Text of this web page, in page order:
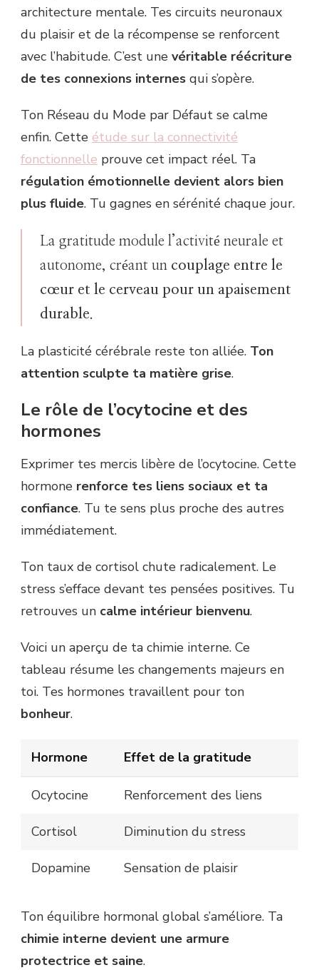
architecture mentale. Tes circuits neuronaux
du plaisir et de la récompense se renforcent
avec l’habitude. C’est une véritable réécriture
de tes connexions internes qui s’opère.
Ton Réseau du Mode par Défaut se calme
enfin. Cette étude sur la connectivité
fonctionnelle prouve cet impact réel. Ta
régulation émotionnelle devient alors bien
plus fluide. Tu gagnes en sérénité chaque jour.
La gratitude module l’activité neurale et
autonome, créant un couplage entre le
cœur et le cerveau pour un apaisement
durable.
La plasticité cérébrale reste ton alliée. Ton
attention sculpte ta matière grise.
Le rôle de l’ocytocine et des
hormones
Exprimer tes mercis libère de l’ocytocine. Cette
hormone renforce tes liens sociaux et ta
confiance. Tu te sens plus proche des autres
immédiatement.
Ton taux de cortisol chute radicalement. Le
stress s’efface devant tes pensées positives. Tu
retrouves un calme intérieur bienvenu.
Voici un aperçu de ta chimie interne. Ce
tableau résume les changements majeurs en
toi. Tes hormones travaillent pour ton
bonheur.
Hormone Effet de la gratitude
Ocytocine Renforcement des liens
Cortisol Diminution du stress
Dopamine Sensation de plaisir
Ton équilibre hormonal global s’améliore. Ta
chimie interne devient une armure
protectrice et saine.